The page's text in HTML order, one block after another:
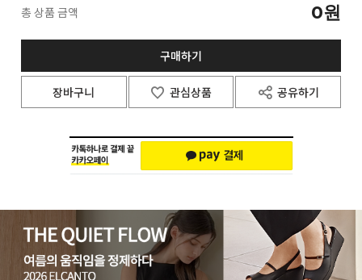
총 상품 금액 0원
구매하기
장바구니 관심상품 공유하기